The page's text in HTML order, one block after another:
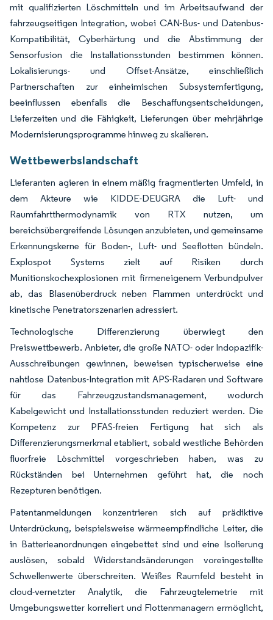
mit qualifizierten Löschmitteln und im Arbeitsaufwand der
fahrzeugseitigen Integration, wobei CAN-Bus- und Datenbus-
Kompatibilität, Cyberhärtung und die Abstimmung der
Sensorfusion die Installationsstunden bestimmen können.
Lokalisierungs- und Offset-Ansätze, einschließlich
Partnerschaften zur einheimischen Subsystemfertigung,
beeinflussen ebenfalls die Beschaffungsentscheidungen,
Lieferzeiten und die Fähigkeit, Lieferungen über mehrjährige
Modernisierungsprogramme hinweg zu skalieren.
Wettbewerbslandschaft
Lieferanten agieren in einem mäßig fragmentierten Umfeld, in
dem Akteure wie KIDDE-DEUGRA die Luft- und
Raumfahrtthermodynamik von RTX nutzen, um
bereichsübergreifende Lösungen anzubieten, und gemeinsame
Erkennungskerne für Boden-, Luft- und Seeflotten bündeln.
Explospot Systems zielt auf Risiken durch
Munitionskochexplosionen mit firmeneigenem Verbundpulver
ab, das Blasenüberdruck neben Flammen unterdrückt und
kinetische Penetratorszenarien adressiert.
Technologische Differenzierung überwiegt den
Preiswettbewerb. Anbieter, die große NATO- oder Indopazifik-
Ausschreibungen gewinnen, beweisen typischerweise eine
nahtlose Datenbus-Integration mit APS-Radaren und Software
für das Fahrzeugzustandsmanagement, wodurch
Kabelgewicht und Installationsstunden reduziert werden. Die
Kompetenz zur PFAS-freien Fertigung hat sich als
Differenzierungsmerkmal etabliert, sobald westliche Behörden
fluorfreie Löschmittel vorgeschrieben haben, was zu
Rückständen bei Unternehmen geführt hat, die noch
Rezepturen benötigen.
Patentanmeldungen konzentrieren sich auf prädiktive
Unterdrückung, beispielsweise wärmeempfindliche Leiter, die
in Batterieanordnungen eingebettet sind und eine Isolierung
auslösen, sobald Widerstandsänderungen voreingestellte
Schwellenwerte überschreiten. Weißes Raumfeld besteht in
cloud-vernetzter Analytik, die Fahrzeugtelemetrie mit
Umgebungswetter korreliert und Flottenmanagern ermöglicht,